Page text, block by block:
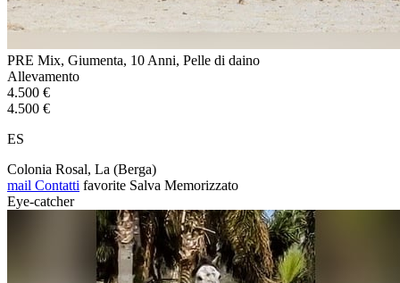
PRE Mix, Giumenta, 10 Anni, Pelle di daino
Allevamento
4.500 €
4.500 €
ES
Colonia Rosal, La (Berga)
mail Contatti favorite Salva Memorizzato
Eye-catcher